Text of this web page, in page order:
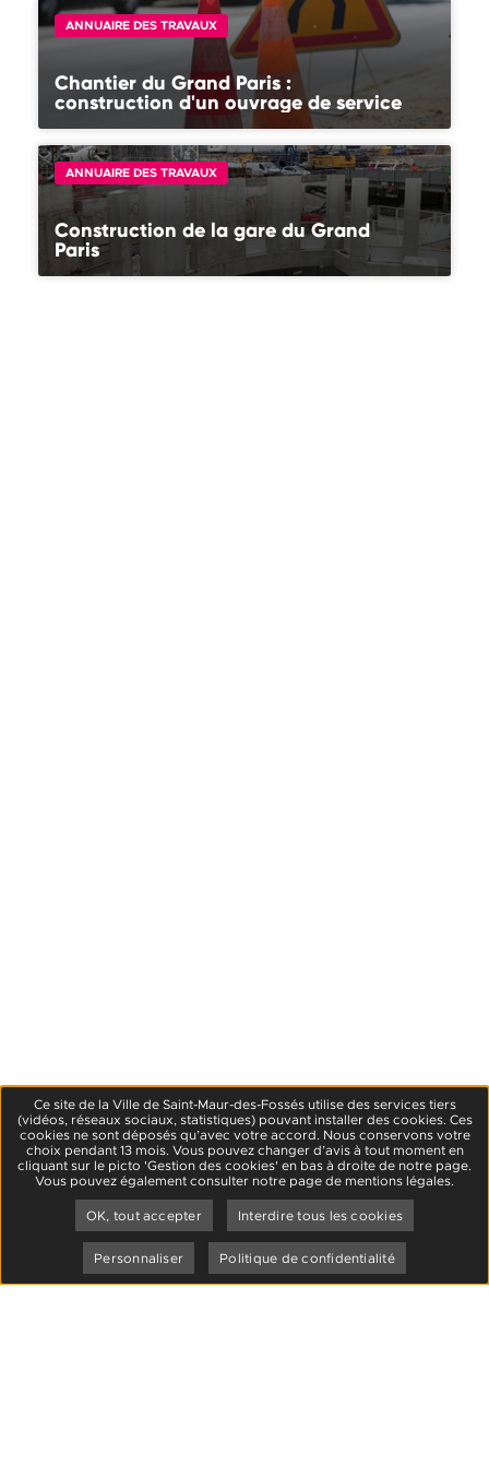
Chantier du Grand Paris :
construction d'un ouvrage de service
ANNUAIRE DES TRAVAUX
Construction de la gare du Grand
Paris
ANNUAIRE DES TRAVAUX
Ce site de la Ville de Saint-Maur-des-Fossés utilise des services tiers
(vidéos, réseaux sociaux, statistiques) pouvant installer des cookies. Ces
cookies ne sont déposés qu’avec votre accord. Nous conservons votre
choix pendant 13 mois. Vous pouvez changer d’avis à tout moment en
cliquant sur le picto 'Gestion des cookies' en bas à droite de notre page.
Vous pouvez également consulter notre page de mentions légales.
OK, tout accepter
Interdire tous les cookies
Personnaliser Politique de confidentialité